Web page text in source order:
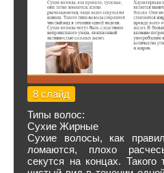
8 слайд
Типы волос:
Сухие Жирные
Сухие волосы, как
ломаются, плохо
секутся на концах.